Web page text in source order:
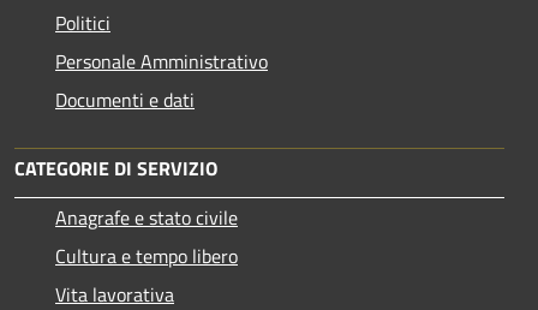
Politici
Personale Amministrativo
Documenti e dati
CATEGORIE DI SERVIZIO
Anagrafe e stato civile
Cultura e tempo libero
Vita lavorativa